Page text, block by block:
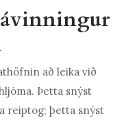
að leika við
Þetta snýst
reiptog; þetta snýst